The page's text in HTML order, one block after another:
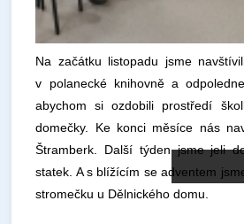
Na začátku listopadu jsme
v polanecké knihovně a
abychom si ozdobili prostředí
domečky. Ke konci měsíce nás
Štramberk. Další týden jsme jeli
statek. A s blížícím se adventem
stromečku u Dělnického domu.